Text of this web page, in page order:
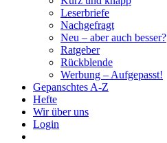
Leserbriefe
Nachgefragt
Neu – aber auch besser?
Ratgeber
Rückblende
Werbung – Aufgepasst!
Gepanschtes A-Z
Hefte
Wir über uns
Login